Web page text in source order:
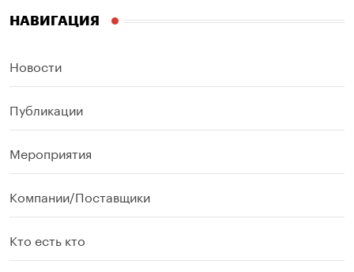
НАВИГАЦИЯ
Новости
Публикации
Мероприятия
Компании/Поставщики
Кто есть кто